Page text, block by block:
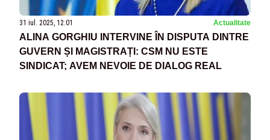
31 iul. 2025, 12:01 Actualitate
ALINA GORGHIU INTERVINE ÎN DISPUTA DINTRE
GUVERN ȘI MAGISTRAȚI: CSM NU ESTE
SINDICAT; AVEM NEVOIE DE DIALOG REAL